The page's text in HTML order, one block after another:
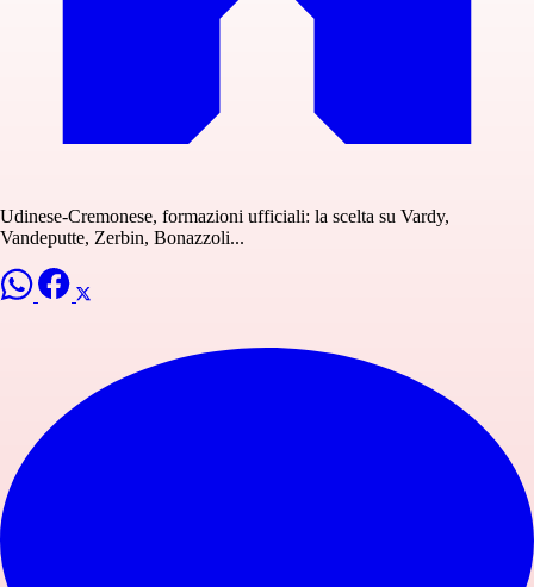
Udinese-Cremonese, formazioni ufficiali: la scelta su Vardy,
Vandeputte, Zerbin, Bonazzoli...